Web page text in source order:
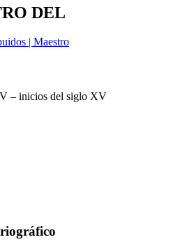
DEL
| Maestro
– inicios del siglo XV